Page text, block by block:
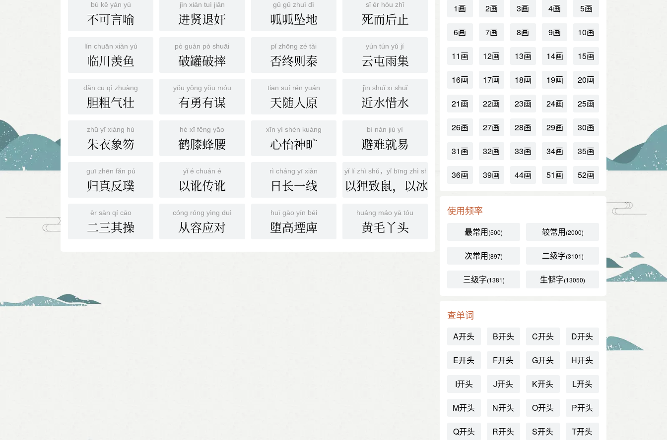
bù kě yán yù
不可言喻
jìn xián tuì jiān
进贤退奸
gū gū zhuì dì
呱呱坠地
sǐ ér hòu zhǐ
死而后止
lín chuān xiàn yú
临川羡鱼
pò guàn pò shuāi
破罐破摔
pǐ zhōng zé tài
否终则泰
yún tún yǔ jí
云屯雨集
dǎn cū qì zhuàng
胆粗气壮
yǒu yǒng yǒu móu
有勇有谋
tiān suí rén yuán
天随人原
jìn shuǐ xī shuǐ
近水惜水
zhū yī xiàng hù
朱衣象笏
hè xī fēng yāo
鹤膝蜂腰
xīn yí shén kuàng
心怡神旷
bì nán jiù yì
避难就易
guī zhēn fǎn pú
归真反璞
yǐ é chuán é
以讹传讹
rì cháng yī xiàn
日长一线
yǐ lí zhì shǔ，yǐ bīng zhì shéng
以狸致鼠，以冰致绳
èr sān qí cāo
二三其操
cóng róng yìng duì
从容应对
huī gāo yīn bēi
堕高堙庳
huáng máo yā tóu
黄毛丫头
1画 2画 3画 4画 5画
6画 7画 8画 9画 10画
11画 12画 13画 14画 15画
16画 17画 18画 19画 20画
21画 22画 23画 24画 25画
26画 27画 28画 29画 30画
31画 32画 33画 34画 35画
36画 39画 44画 51画 52画
使用频率
最常用(500) 较常用(2000)
次常用(897) 二级字(3101)
三级字(1381) 生僻字(13050)
查单词
A开头 B开头 C开头 D开头
E开头 F开头 G开头 H开头
I开头 J开头 K开头 L开头
M开头 N开头 O开头 P开头
Q开头 R开头 S开头 T开头